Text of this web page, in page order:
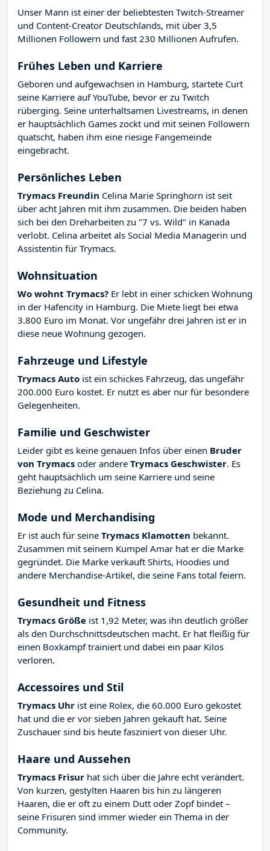
Unser Mann ist einer der beliebtesten Twitch-Streamer
und Content-Creator Deutschlands, mit über 3,5
Millionen Followern und fast 230 Millionen Aufrufen.
Frühes Leben und Karriere
Geboren und aufgewachsen in Hamburg, startete Curt
seine Karriere auf YouTube, bevor er zu Twitch
rüberging. Seine unterhaltsamen Livestreams, in denen
er hauptsächlich Games zockt und mit seinen Followern
quatscht, haben ihm eine riesige Fangemeinde
eingebracht.
Persönliches Leben
Trymacs Freundin Celina Marie Springhorn ist seit
über acht Jahren mit ihm zusammen. Die beiden haben
sich bei den Dreharbeiten zu "7 vs. Wild" in Kanada
verlobt. Celina arbeitet als Social Media Managerin und
Assistentin für Trymacs.
Wohnsituation
Wo wohnt Trymacs? Er lebt in einer schicken Wohnung
in der Hafencity in Hamburg. Die Miete liegt bei etwa
3.800 Euro im Monat. Vor ungefähr drei Jahren ist er in
diese neue Wohnung gezogen.
Fahrzeuge und Lifestyle
Trymacs Auto ist ein schickes Fahrzeug, das ungefähr
200.000 Euro kostet. Er nutzt es aber nur für besondere
Gelegenheiten.
Familie und Geschwister
Leider gibt es keine genauen Infos über einen Bruder
von Trymacs oder andere Trymacs Geschwister. Es
geht hauptsächlich um seine Karriere und seine
Beziehung zu Celina.
Mode und Merchandising
Er ist auch für seine Trymacs Klamotten bekannt.
Zusammen mit seinem Kumpel Amar hat er die Marke
gegründet. Die Marke verkauft Shirts, Hoodies und
andere Merchandise-Artikel, die seine Fans total feiern.
Gesundheit und Fitness
Trymacs Größe ist 1,92 Meter, was ihn deutlich größer
als den Durchschnittsdeutschen macht. Er hat fleißig für
einen Boxkampf trainiert und dabei ein paar Kilos
verloren.
Accessoires und Stil
Trymacs Uhr ist eine Rolex, die 60.000 Euro gekostet
hat und die er vor sieben Jahren gekauft hat. Seine
Zuschauer sind bis heute fasziniert von dieser Uhr.
Haare und Aussehen
Trymacs Frisur hat sich über die Jahre echt verändert.
Von kurzen, gestylten Haaren bis hin zu längeren
Haaren, die er oft zu einem Dutt oder Zopf bindet –
seine Frisuren sind immer wieder ein Thema in der
Community.